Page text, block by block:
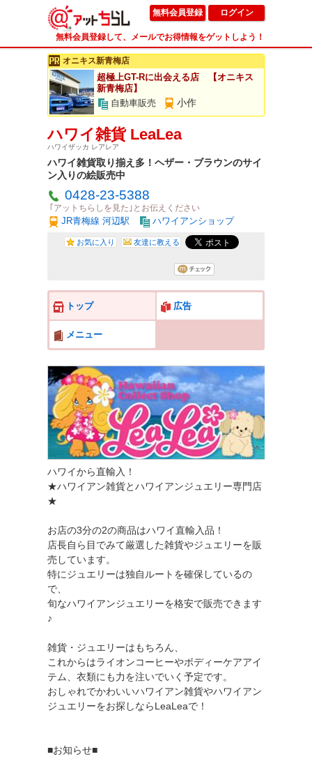
無料会員登録 ログイン
無料会員登録して、メールでお得情報をゲットしよう！
オニキス新青梅店
超極上GT-Rに出会える店 【オニキス
新青梅店】
自動車販売
小作
ハワイ雑貨 LeaLea
ハワイザッカ レアレア
ハワイ雑貨取り揃え多！ヘザー・ブラウンのサイ
ン入りの絵販売中
0428-23-5388
｢アットちらしを見た｣とお伝えください
JR青梅線 河辺駅 ハワイアンショップ
お気に入り 友達に教える
トップ 広告
メニュー
ハワイから直輸入！
★ハワイアン雑貨とハワイアンジュエリー専門店
★
お店の3分の2の商品はハワイ直輸入品！
店長自ら目でみて厳選した雑貨やジュエリーを販
売しています。
特にジュエリーは独自ルートを確保しているの
で、
旬なハワイアンジュエリーを格安で販売できます
♪
雑貨・ジュエリーはもちろん、
これからはライオンコーヒーやボディーケアアイ
テム、衣類にも力を注いでいく予定です。
おしゃれでかわいいハワイアン雑貨やハワイアン
ジュエリーをお探しならLeaLeaで！
■お知らせ■